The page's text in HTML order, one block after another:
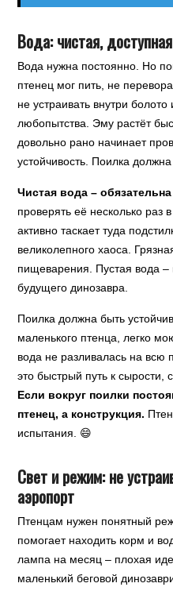
Вода: чистая,
Вода нужна постоянно. Но
птенец мог пить, не
не устраивать внутри
любопытства. Эму растёт
довольно рано начинает
устойчивость. Поилка
Чистая вода –
проверять её несколько раз
активно таскает туда
великолепного хаоса.
пищеварения. Пустая вода
будущего динозавра.
Поилка должна быть
маленького птенца, легко
вода не разливалась на всю
это быстрый путь к сырости,
Если вокруг поилки
птенец, а конструкция.
испытания. 😄
Свет и режим: не
аэропорт
Птенцам нужен понятный
помогает находить корм и
лампа на месяц – плохая
маленький беговой